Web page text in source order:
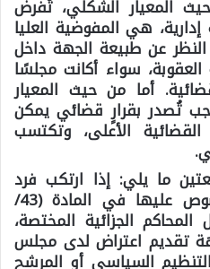
المعيار الشكلي، تُفرض
هي المفوضية العليا
النظر عن طبيعة الجهة داخل
سواء أكانت مجلسًا
أما من حيث المعيار
تُصدر بقرارٍ قضائي يمكن
الأعلى، وتكتسب
ما يلي: إذا ارتكب فرد
عادي إحدى الجرائم المنصوص عليها في المادة (43/
الجزائية المختصة،
تقديم اعتراض لدى مجلس
السياسي أو المرشح